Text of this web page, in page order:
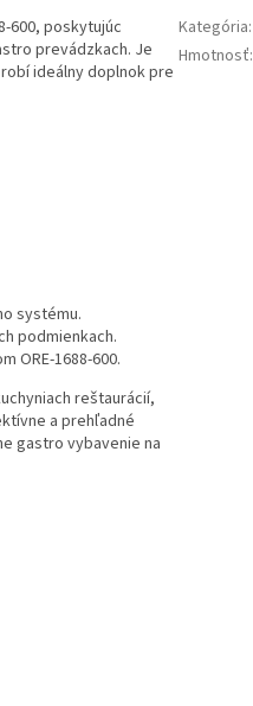
600, poskytujúc
prevádzkach. Je
ideálny doplnok pre
systému.
podmienkach.
ORE-1688-600.
reštaurácií,
a prehľadné
gastro vybavenie na
Kategória:
Hmotnosť: